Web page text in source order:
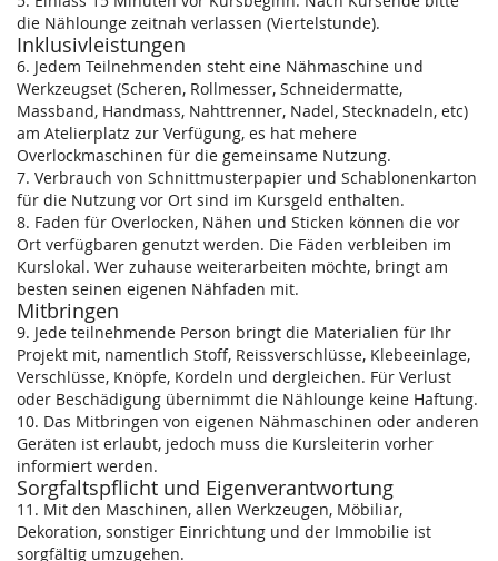
die Nählounge zeitnah verlassen (Viertelstunde).
Inklusivleistungen
6. Jedem Teilnehmenden steht eine Nähmaschine und
Werkzeugset (Scheren, Rollmesser, Schneidermatte,
Massband, Handmass, Nahttrenner, Nadel, Stecknadeln, etc)
am Atelierplatz zur Verfügung, es hat mehere
Overlockmaschinen für die gemeinsame Nutzung.
7. Verbrauch von Schnittmusterpapier und Schablonenkarton
für die Nutzung vor Ort sind im Kursgeld enthalten.
8. Faden für Overlocken, Nähen und Sticken können die vor
Ort verfügbaren genutzt werden. Die Fäden verbleiben im
Kurslokal. Wer zuhause weiterarbeiten möchte, bringt am
besten seinen eigenen Nähfaden mit.
Mitbringen
9. Jede teilnehmende Person bringt die Materialien für Ihr
Projekt mit, namentlich Stoff, Reissverschlüsse, Klebeeinlage,
Verschlüsse, Knöpfe, Kordeln und dergleichen. Für Verlust
oder Beschädigung übernimmt die Nählounge keine Haftung.
10. Das Mitbringen von eigenen Nähmaschinen oder anderen
Geräten ist erlaubt, jedoch muss die Kursleiterin vorher
informiert werden.
Sorgfaltspflicht und Eigenverantwortung
11. Mit den Maschinen, allen Werkzeugen, Möbiliar,
Dekoration, sonstiger Einrichtung und der Immobilie ist
sorgfältig umzugehen.